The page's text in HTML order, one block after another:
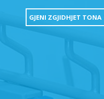
GJENI ZGJIDHJET TONA